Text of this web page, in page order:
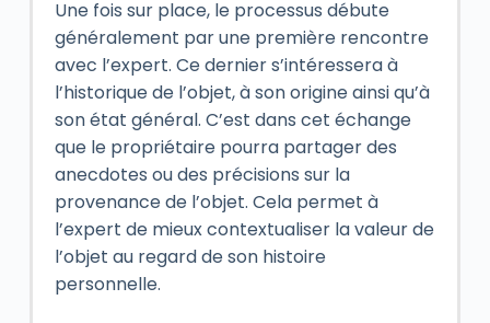
Une fois sur place, le processus débute
généralement par une première rencontre
avec l’expert. Ce dernier s’intéressera à
l’historique de l’objet, à son origine ainsi qu’à
son état général. C’est dans cet échange
que le propriétaire pourra partager des
anecdotes ou des précisions sur la
provenance de l’objet. Cela permet à
l’expert de mieux contextualiser la valeur de
l’objet au regard de son histoire
personnelle.